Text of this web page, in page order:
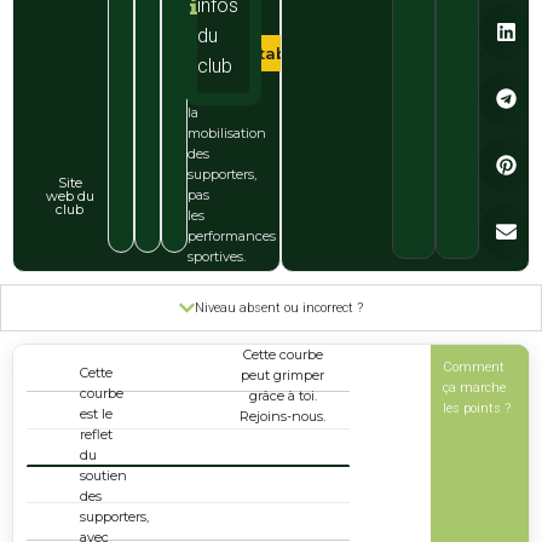
Site
web du
club
Club
points
et
badges
la
mobilisation
des
supporters,
pas
les
performances
sportives.
Stable cette semaine
infos
du
club
Niveau absent ou incorrect ?
Popularité
Cette
courbe
est le
reflet
du
soutien
des
supporters,
avec
Cette courbe
peut grimper
grâce à toi.
Rejoins-nous.
Comment
ça marche
les points ?